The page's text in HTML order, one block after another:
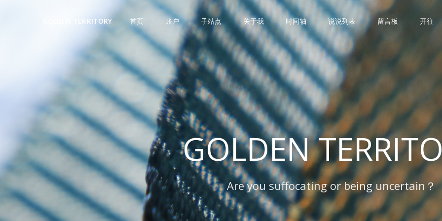
GOLDEN TERRITORY 首页 账户 子站点 关于我 时间轴 说说列表 留言板 开往
GOLDEN
Are you suffocating or being uncertain？